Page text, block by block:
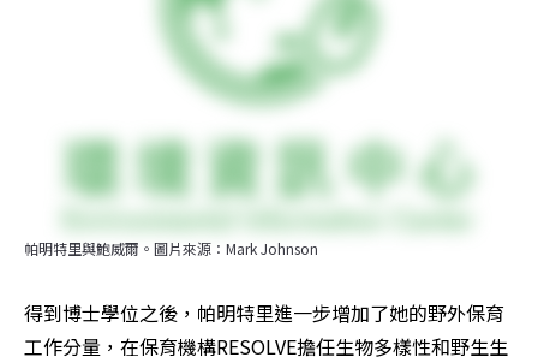
帕明特里與鮑威爾。圖片來源：Mark Johnson
得到博士學位之後，帕明特里進一步增加了她的野外保育
工作分量，在保育機構RESOLVE擔任生物多樣性和野生生